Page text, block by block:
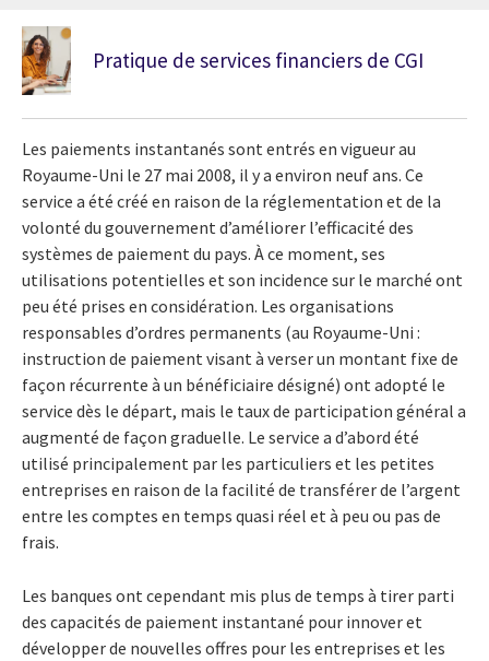
Pratique de services financiers de CGI
Les paiements instantanés sont entrés en vigueur au
Royaume-Uni le 27 mai 2008, il y a environ neuf ans. Ce
service a été créé en raison de la réglementation et de la
volonté du gouvernement d’améliorer l’efficacité des
systèmes de paiement du pays. À ce moment, ses
utilisations potentielles et son incidence sur le marché ont
peu été prises en considération. Les organisations
responsables d’ordres permanents (au Royaume-Uni :
instruction de paiement visant à verser un montant fixe de
façon récurrente à un bénéficiaire désigné) ont adopté le
service dès le départ, mais le taux de participation général a
augmenté de façon graduelle. Le service a d’abord été
utilisé principalement par les particuliers et les petites
entreprises en raison de la facilité de transférer de l’argent
entre les comptes en temps quasi réel et à peu ou pas de
frais.
Les banques ont cependant mis plus de temps à tirer parti
des capacités de paiement instantané pour innover et
développer de nouvelles offres pour les entreprises et les